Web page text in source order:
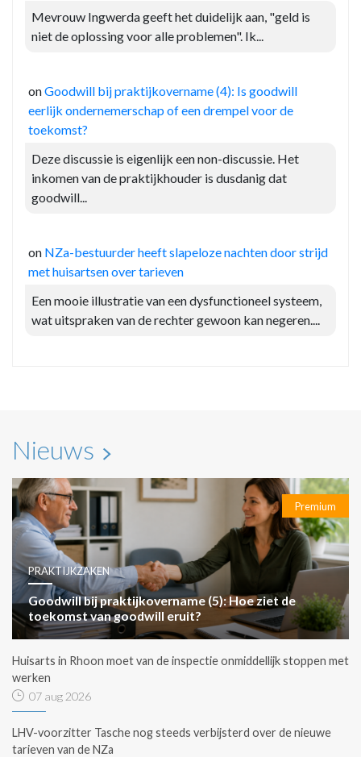
Mevrouw Ingwerda geeft het duidelijk aan, "geld is
niet de oplossing voor alle problemen". Ik...
onGoodwill bij praktijkovername (4): Is goodwill
eerlijk ondernemerschap of een drempel voor de
toekomst?
Deze discussie is eigenlijk een non-discussie. Het
inkomen van de praktijkhouder is dusdanig dat
goodwill...
on NZa-bestuurder heeft slapeloze nachten door strijd
met huisartsen over tarieven
Een mooie illustratie van een dysfunctioneel systeem,
wat uitspraken van de rechter gewoon kan negeren....
Nieuws
Premium
PRAKTIJKZAKEN
Goodwill bij praktijkovername (5): Hoe ziet de
toekomst van goodwill eruit?
Huisarts in Rhoon moet van de inspectie onmiddellijk stoppen met
werken
07 aug 2026
LHV-voorzitter Tasche nog steeds verbijsterd over de nieuwe
tarieven van de NZa